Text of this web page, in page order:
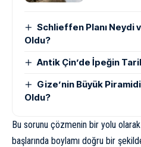
Schlieffen Planı Neydi
Oldu?
Antik Çin’de İpeğin
Gize’nin Büyük
Oldu?
Bu sorunu çözmenin bir yolu
başlarında boylamı doğru bir